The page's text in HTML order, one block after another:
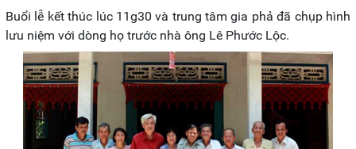
Buổi lễ kết thúc lúc 11g30 và trung tâm gia phả đã chụp hình
lưu niệm với dòng họ trước nhà ông Lê Phước Lộc.